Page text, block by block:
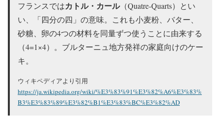
フランスではカトル・カール（Quatre-Quarts）とい
い、「四分の四」の意味。これも小麦粉、バター、
砂糖、卵の4つの材料を同量ずつ使うことに由来する
（4=1×4）。ブルターニュ地方発祥の家庭向けのケー
キ。
ウィキペディアより引用
https://ja.wikipedia.org/wiki/%E3%83%91%E3%82%A6%E3%83%
B3%E3%83%89%E3%82%B1%E3%83%BC%E3%82%AD